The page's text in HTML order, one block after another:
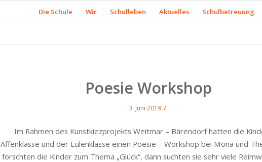
Die Schule Wir Schulleben Aktuelles Schulbetreuung
Poesie Workshop
3. Juni 2019 /
Im Rahmen des Kunstkiezprojekts Weitmar – Bärendorf hatten die
Affenklasse und der Eulenklasse einen Poesie – Workshop bei Mona und
forschten die Kinder zum Thema „Glück“, dann suchten sie sehr viele